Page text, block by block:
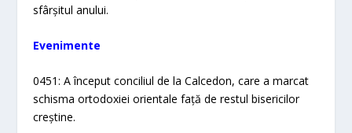
sfârșitul anului.
Evenimente​
0451: A început conciliul de la Calcedon, care a marcat
schisma ortodoxiei orientale față de restul bisericilor
creștine.